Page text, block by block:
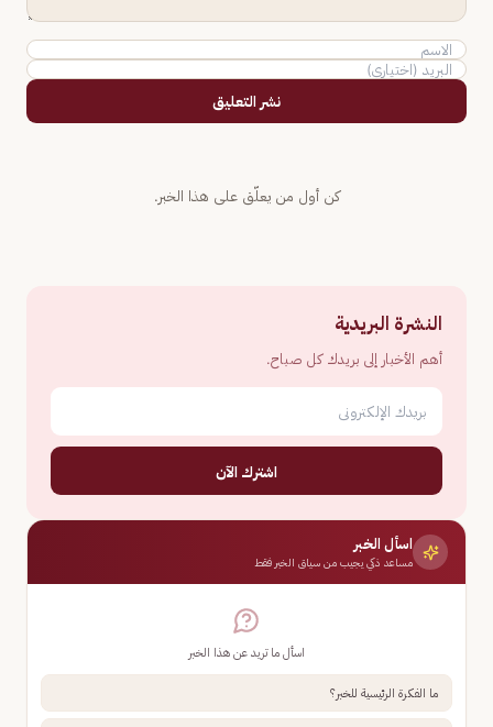
نشر التعليق
كن أول من يعلّق على هذا الخبر.
النشرة البريدية
أهم الأخبار إلى بريدك كل صباح.
اشترك الآن
اسأل الخبر
مساعد ذكي يجيب من سياق الخبر فقط
اسأل ما تريد عن هذا الخبر
ما الفكرة الرئيسية للخبر؟